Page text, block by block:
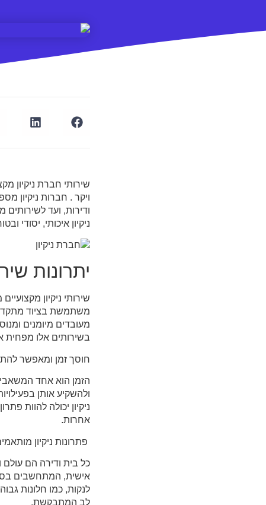
שירותי חברת ניקיון
ויקר . חברות ניקיון
ודירות, ועד
ניקיון איכותי, יסודי
יתרונות
שירותי ניקיון
משתמשת בציוד מתקדם
מעובדים מיומנים
בשירותים אלו מפחית
חוסך זמן ומאפשר
הזמן הוא אחד
ולהשקיע אותן
ניקיון יכולה להוות
אחרות.
פתרונות ניקיון
כל בית ודירה הם עולם
אישית, המתחשבים
לנקות, כמו חלונות
לב המתבקשת.